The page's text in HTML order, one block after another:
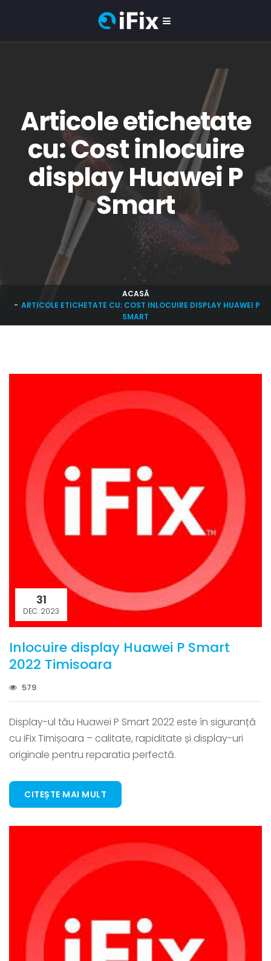
Articole etichetate
cu: Cost inlocuire
display Huawei P
Smart
ACASĂ
ARTICOLE ETICHETATE CU: COST INLOCUIRE DISPLAY HUAWEI P
SMART
31
DEC. 2023
Inlocuire display Huawei P Smart
2022 Timisoara
579
Display-ul tău Huawei P Smart 2022 este în siguranță
cu iFix Timișoara – calitate, rapiditate și display-uri
originale pentru reparatia perfectă.
CITEȘTE MAI MULT